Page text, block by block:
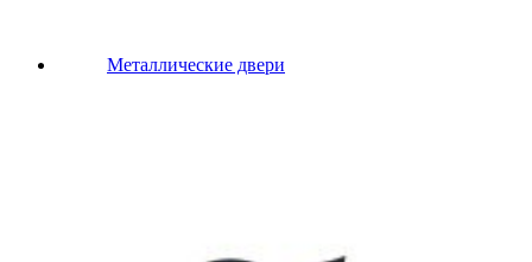
Металлические двери